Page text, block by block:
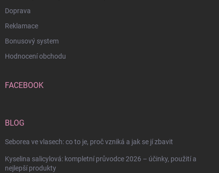
Doprava
Reklamace
Bonusový system
Hodnocení obchodu
FACEBOOK
BLOG
Seborea ve vlasech: co to je, proč vzniká a jak se jí zbavit
Kyselina salicylová: kompletní průvodce 2026 – účinky, použití a
nejlepší produkty